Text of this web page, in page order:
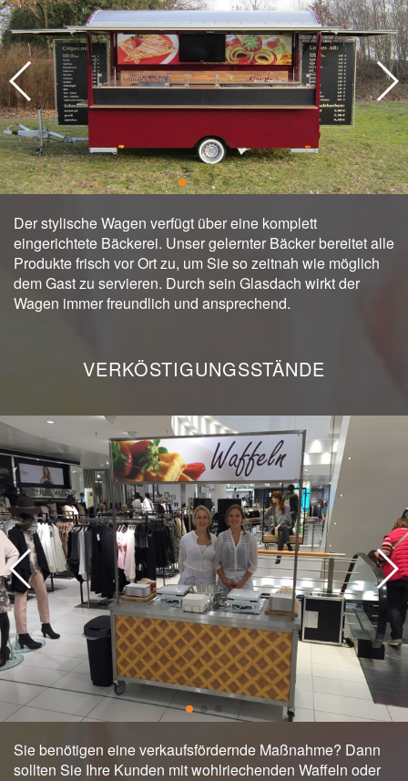
Der stylische Wagen verfügt über eine komplett
eingerichtete Bäckerei. Unser gelernter Bäcker bereitet alle
Produkte frisch vor Ort zu, um Sie so zeitnah wie möglich
dem Gast zu servieren. Durch sein Glasdach wirkt der
Wagen immer freundlich und ansprechend.
VERKÖSTIGUNGSSTÄNDE
Sie benötigen eine verkaufsfördernde Maßnahme? Dann
sollten Sie Ihre Kunden mit wohlriechenden Waffeln oder